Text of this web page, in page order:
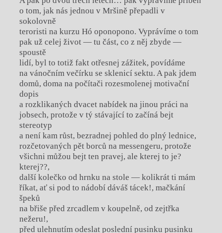
o tom, jak nás jednou v Mršině přepadli v
sokolovně
teroristi na kurzu Hó oponopono. Vyprávíme o tom
pak už celej život — tu část, co z něj zbyde —
spoustě
lidí, byl to totiž fakt otřesnej zážitek, povídáme
na vánočním večírku se sklenicí sektu. A pak jdem
domů, doma na počítači rozesmolenej motivační
dopis
a rozklikaných dvacet nabídek na jinou práci na
jobsech, protože v tý stávající to začíná bejt
stereotyp
a není kam růst, bezradnej pohled do plný lednice,
rozčetovaných pět borců na messengeru, protože
všichni můžou bejt ten pravej, ale kterej to je?
kterej??,
další kolečko od hrnku na stole — kolikrát ti mám
říkat, ať si pod to nádobí dáváš tácek!, mačkání
špeků
na břiše před zrcadlem v koupelně, od zejtřka
nežeru!,
před ulehnutím odeslat poslední pusinku pusinku